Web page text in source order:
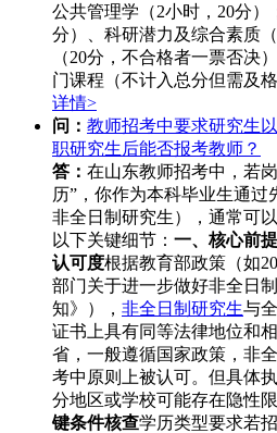
公共管理学（2小时，20分
分）、科研潜力及综合素质
（20分，不合格者一票否决
门课程（不计入总分但需及格
详情>
问： 教师招考中要求研究生
职研究生后能否报考教师？
答： 在山东教师招考中，若
历”，你作为本科毕业生通
非全日制研究生），通常可
以下关键细节： 一、核心前
认可度根据教育部政策（如
部门关于进一步做好非全日
知》）， 非全日制研究生与
证书上具有同等法律地位和
省，一般遵循国家政策，非
考中原则上被认可。但具体
分地区或学校可能存在隐性
键条件核查学历类型要求若